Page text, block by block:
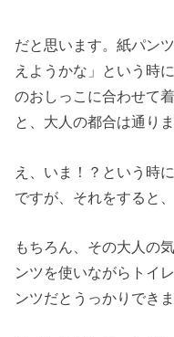
だと思います。紙パン
えようかな」という時
のおしっこに合わせて
と、大人の都合は通りま
え、いま！？という時
ですが、それをすると
もちろん、その大人の
ンツを使いながらトイ
ンツだとうっかりできま